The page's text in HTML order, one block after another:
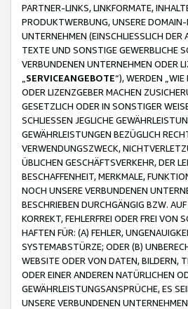
PARTNER-LINKS, LINKFORMATE,
PRODUKTWERBUNG, UNSERE
UNTERNEHMEN (EINSCHLIESSLICH
TEXTE UND SONSTIGE GEWERBLICHE
VERBUNDENEN UNTERNEHMEN ODER
SERVICEANGEBOTE“), WERDEN
ODER LIZENZGEBER MACHEN
GESETZLICH ODER IN SONSTIGER
SCHLIESSEN JEGLICHE
GEWÄHRLEISTUNGEN BEZÜGLICH
VERWENDUNGSZWECK,
ÜBLICHEN GESCHÄFTSVERKEHR, DER
BESCHAFFENHEIT, MERKMALE,
NOCH UNSERE VERBUNDENEN
BESCHRIEBEN DURCHGÄNGIG BZW.
KORREKT, FEHLERFREI ODER FREI
HAFTEN FÜR: (A) FEHLER,
SYSTEMABSTÜRZE; ODER (B)
WEBSITE ODER VON DATEN, BILDERN,
ODER EINER ANDEREN NATÜRLICHEN
GEWÄHRLEISTUNGSANSPRÜCHE, ES
UNSERE VERBUNDENEN